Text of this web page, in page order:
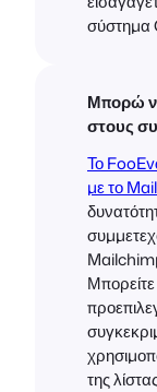
σύστημα
Μπορώ
στους
Το
με το
της